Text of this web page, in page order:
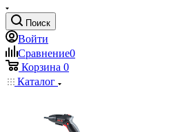
Поиск
Войти
Сравнение0
Корзина 0
Каталог